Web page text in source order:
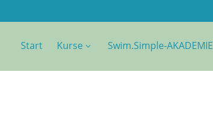
Start Kurse Swim.Simple-AKADEMIE